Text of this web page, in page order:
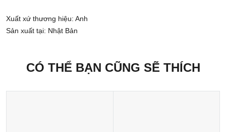
Xuất xứ thương hiệu: Anh
Sản xuất tại: Nhật Bản
CÓ THỂ BẠN CŨNG SẼ THÍCH